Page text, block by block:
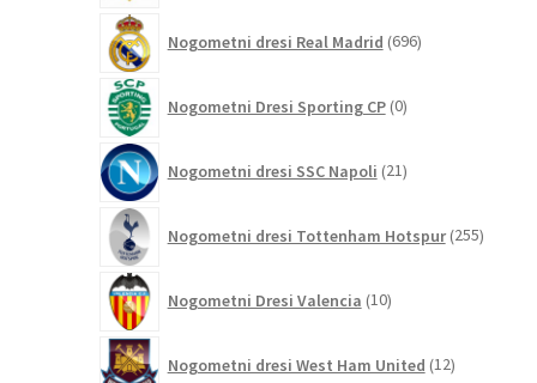
Nogometni dresi Real Madrid 696izdelkov
Nogometni Dresi Sporting CP 0izdelkov
Nogometni dresi SSC Napoli 21izdelkov
Nogometni dresi Tottenham Hotspur 255
Nogometni Dresi Valencia 10izdelkov
Nogometni dresi West Ham United 12izdelkov